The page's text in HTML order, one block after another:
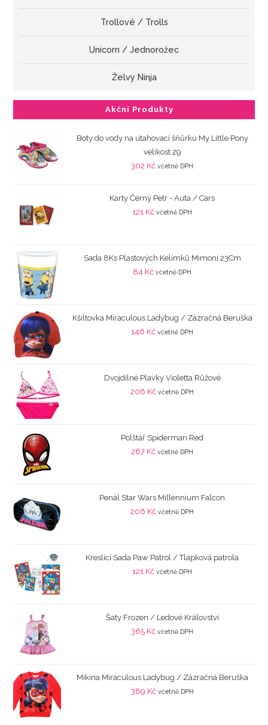
Trollové / Trolls
Unicorn / Jednorožec
Želvy Ninja
Akční Produkty
Boty do vody na utahovací šňůrku My Little Pony
velikost 29
302 Kč včetně DPH
Karty Černý Petr - Auta / Cars
121 Kč včetně DPH
Sada 8Ks Plastových Kelímků Mimoni 23Cm
84 Kč včetně DPH
Kšiltovka Miraculous Ladybug / Zázračná Beruška
146 Kč včetně DPH
Dvojdílné Plavky Violetta Růžové
206 Kč včetně DPH
Polštář Spiderman Red
267 Kč včetně DPH
Penál Star Wars Millennium Falcon
206 Kč včetně DPH
Kreslící Sada Paw Patrol / Tlapková patrola
121 Kč včetně DPH
Šaty Frozen / Ledové Království
365 Kč včetně DPH
Mikina Miraculous Ladybug / Zázračná Beruška
389 Kč včetně DPH